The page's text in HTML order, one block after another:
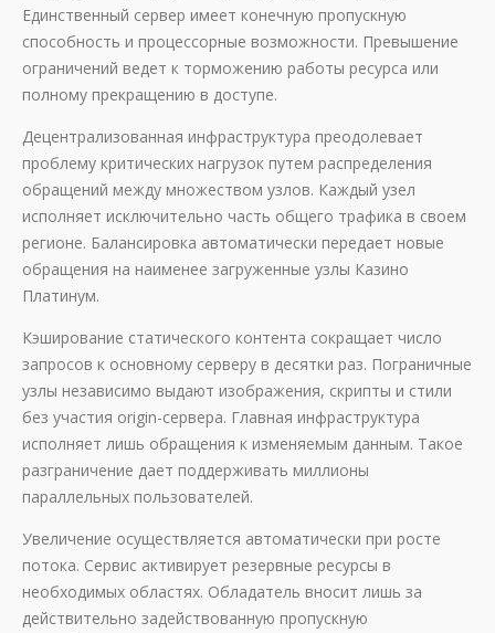
Единственный сервер имеет конечную пропускную
способность и процессорные возможности. Превышение
ограничений ведет к торможению работы ресурса или
полному прекращению в доступе.
Децентрализованная инфраструктура преодолевает
проблему критических нагрузок путем распределения
обращений между множеством узлов. Каждый узел
исполняет исключительно часть общего трафика в своем
регионе. Балансировка автоматически передает новые
обращения на наименее загруженные узлы Казино
Платинум.
Кэширование статического контента сокращает число
запросов к основному серверу в десятки раз. Пограничные
узлы независимо выдают изображения, скрипты и стили
без участия origin-сервера. Главная инфраструктура
исполняет лишь обращения к изменяемым данным. Такое
разграничение дает поддерживать миллионы
параллельных пользователей.
Увеличение осуществляется автоматически при росте
потока. Сервис активирует резервные ресурсы в
необходимых областях. Обладатель вносит лишь за
действительно задействованную пропускную